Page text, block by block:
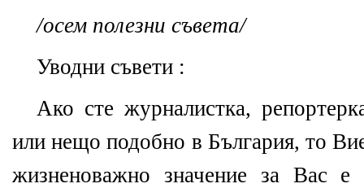
/осем полезни съвета/
Уводни съвети :
Ако сте журналистка,
или нещо подобно в България, то
жизненоважно значение за Вас е